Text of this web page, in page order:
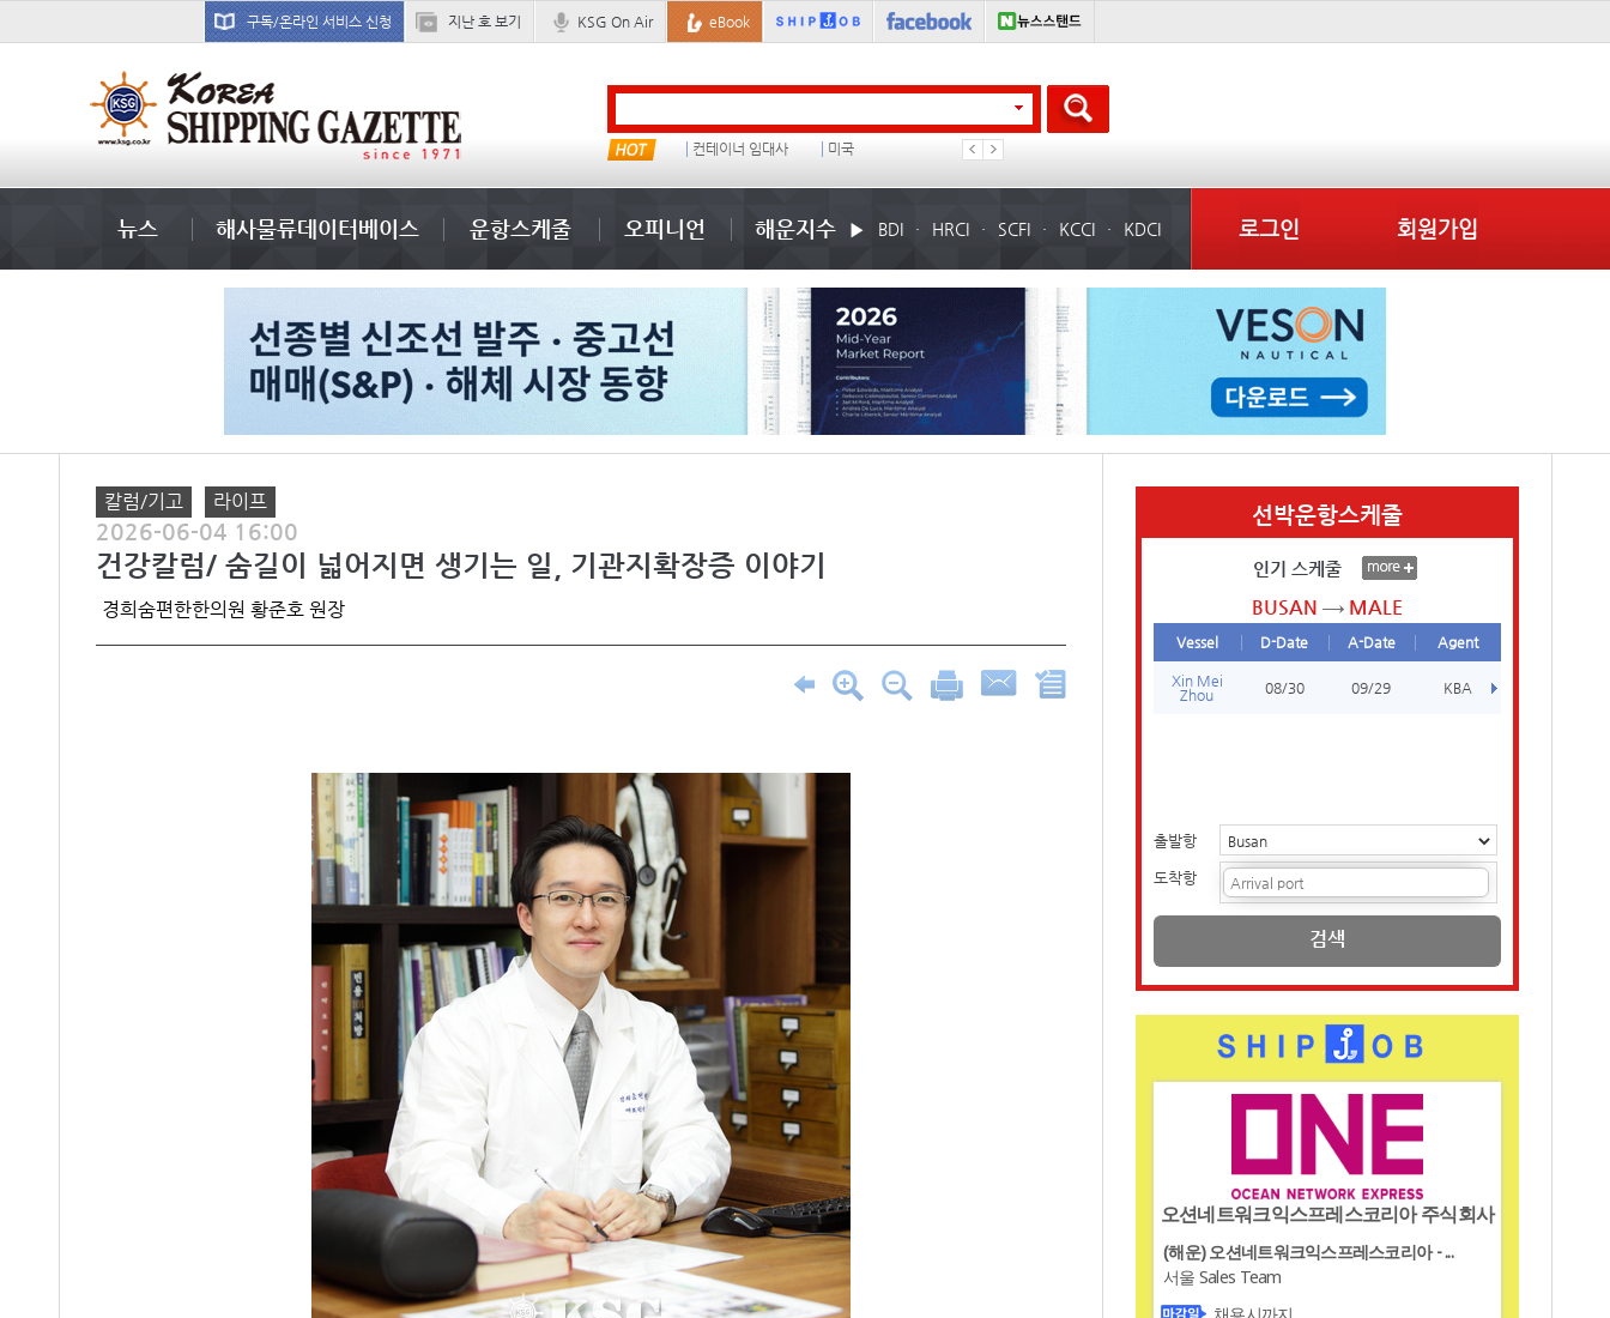
구독/온라인 서비스 신청 지난 호 보기 KSG On Air eBook
미중 컨테이너 임대사 미국 ���ͤ
뉴스 해사물류데이터베이스 운항스케줄 오피니언 해운지수 BDI HRCI SCFI KCCI KDCI 로그인 회원가입
칼럼/기고 라이프
2026-06-04 16:00
건강칼럼/ 숨길이 넓어지면 생기는 일, 기관지확장증 이야기
경희숨편한한의원 황준호 원장
선박운항스케줄
인기 스케줄
BUSAN MALE
Vessel D-Date A-Date Agent
Xin Mei
Zhou
08/30 09/29 KBA
출발항
도착항
검색